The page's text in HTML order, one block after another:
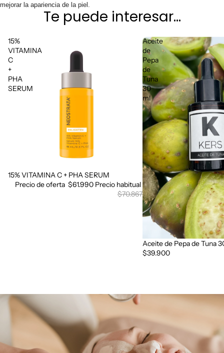
mejorar la apariencia de la piel.
Te puede interesar...
15%
VITAMINA
C
+
PHA
SERUM
Oferta
15% VITAMINA C + PHA SERUM
Precio de oferta $61.990 Precio habitual
$70.867
Aceite
de
Pepa
de
Tuna
30
ml
Aceite de Pepa de Tuna
$39.900